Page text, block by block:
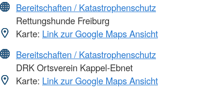
Bereitschaften / Katastrophenschutz
Rettungshunde Freiburg
Karte: Link zur Google Maps Ansicht
Bereitschaften / Katastrophenschutz
DRK Ortsverein Kappel-Ebnet
Karte: Link zur Google Maps Ansicht